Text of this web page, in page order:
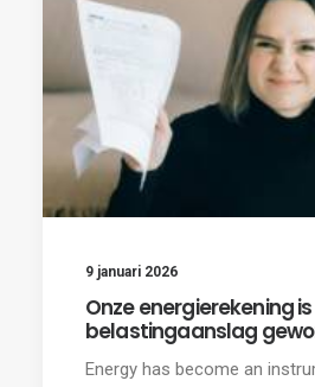
9 januari 2026
Onze energierekening
belastingaanslag
Energy has become an